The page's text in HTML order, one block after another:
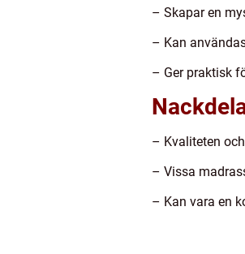
– Skapar en
– Kan
– Ger praktisk
– Kvaliteten
– Vissa
– Kan vara en